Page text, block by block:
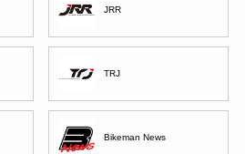
JRR
TRJ
Bikeman News